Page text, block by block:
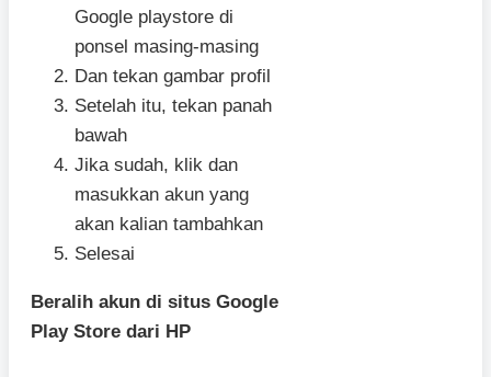
Google playstore di
ponsel masing-masing
Dan tekan gambar profil
Setelah itu, tekan panah
bawah
Jika sudah, klik dan
masukkan akun yang
akan kalian tambahkan
Selesai
Beralih akun di situs Google
Play Store dari HP